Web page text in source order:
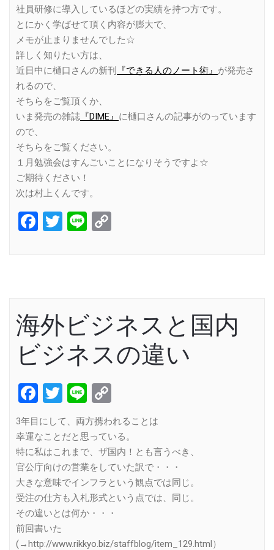
社員研修に導入しているほどの実績を持つ方です。
とにかく学ばせて頂く内容が膨大で、
メモが止まりませんでした☆
詳しく知りたい方は、
近日中に樋口さんの新刊
『できる人のノート術』 が発売さ
れるので、
そちらをご覧頂くか、
いま発売の雑誌 『DIME』 に樋口さんの記事がのっています
ので、
そちらをご覧ください。
１月勉強会はすんごいことになりそうですよ☆
ご期待ください！
次は村上くんです。
Facebook
Twitter
Line
海外ビジネスと国内
ビジネスの違い
Facebook
Twitter
Line
Link
3年目にして、両方携われることは
幸運なことだと思っている。
特に私はこれまで、ザ国内！とも言うべき、
官公庁向けの営業をしていた訳で・・・
大きな意味でインフラという観点では同じ。
受注の仕方も入札形式という点では、同じ。
その違いとは何か・・・
前回書いた
(→http://www.rikkyo.biz/staffblog/item_129.html）